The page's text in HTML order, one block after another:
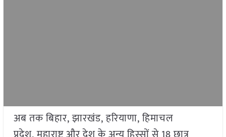
अब तक बिहार, झारखंड, हरियाणा, हिमाचल